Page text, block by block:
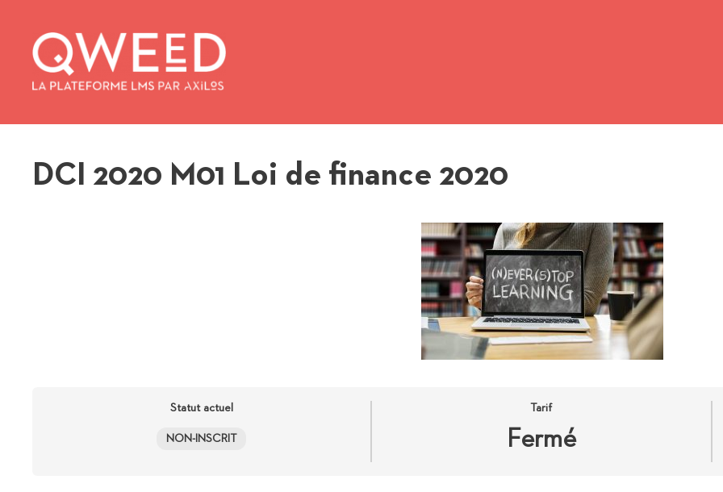
contenu
DCI 2020 M01 Loi de finance 2020
Statut actuel
NON-INSCRIT
Tarif
Fermé